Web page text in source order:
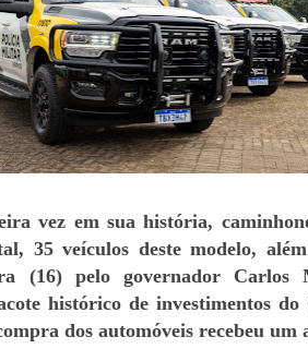
vez em sua história,
35 veículos deste modelo,
(16) pelo governador
histórico de investimentos do
dos automóveis recebeu um